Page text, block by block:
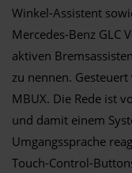
Winkel-Assistent
Mercedes-Benz GLC
aktiven
zu nennen.
MBUX. Die Rede ist
und damit einem
Umgangssprache
Touch-Control-